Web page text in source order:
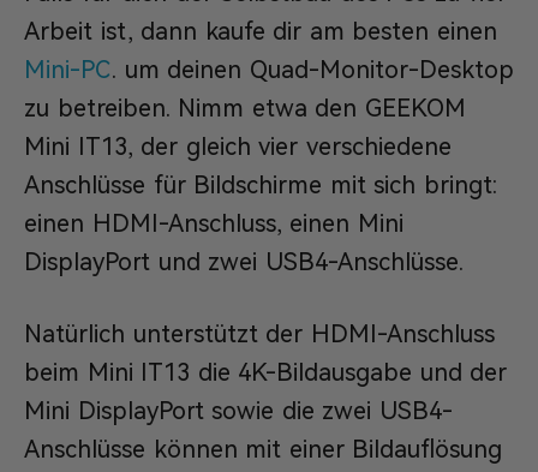
Arbeit ist, dann kaufe dir am besten einen
Mini-PC. um deinen Quad-Monitor-Desktop
zu betreiben. Nimm etwa den GEEKOM
Mini IT13, der gleich vier verschiedene
Anschlüsse für Bildschirme mit sich bringt:
einen HDMI-Anschluss, einen Mini
DisplayPort und zwei USB4-Anschlüsse.
Natürlich unterstützt der HDMI-Anschluss
beim Mini IT13 die 4K-Bildausgabe und der
Mini DisplayPort sowie die zwei USB4-
Anschlüsse können mit einer Bildauflösung